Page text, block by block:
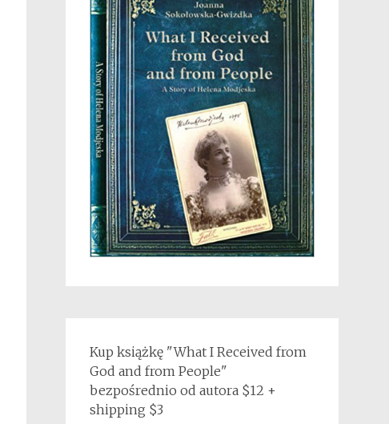
Kup książkę "What I Received from
God and from People"
bezpośrednio od autora $12 +
shipping $3